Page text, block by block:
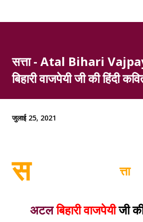
सत्ता - Atal Bihari
बिहारी वाजपेयी जी की हिंदी
जुलाई 25, 2021
स त्ता
अटलबिहारी वाजपेयीजी